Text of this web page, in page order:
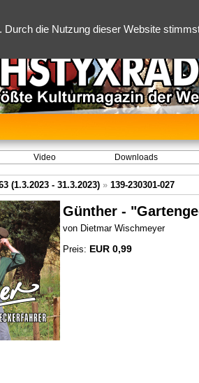
die Nutzung dieser Website
Video Downloads
(1.3.2023 - 31.3.2023) » 139-230301-027
Günther -
von Dietmar Wischmeyer
Preis: EUR 0,99